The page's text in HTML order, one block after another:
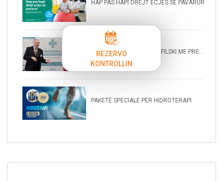
HAP PAS HAPI DREJT ECJES SË PAVARUR
PROF. DR. OLIVER KARANFILSKI ME PRE...
PAKETË SPECIALE PËR HIDROTERAPI
REZERVO
KONTROLLIN